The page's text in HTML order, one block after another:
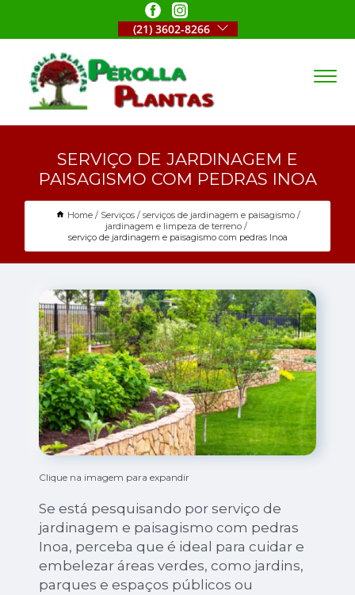
(21) 3602-8266
SERVIÇO DE JARDINAGEM E
PAISAGISMO COM PEDRAS INOA
Home Serviços
serviços de jardinagem e paisagismo
jardinagem e limpeza de terreno
serviço de jardinagem e paisagismo com pedras Inoa
Clique na imagem para expandir
Se está pesquisando por serviço de
jardinagem e paisagismo com pedras
Inoa, perceba que é ideal para cuidar e
embelezar áreas verdes, como jardins,
parques e espaços públicos ou